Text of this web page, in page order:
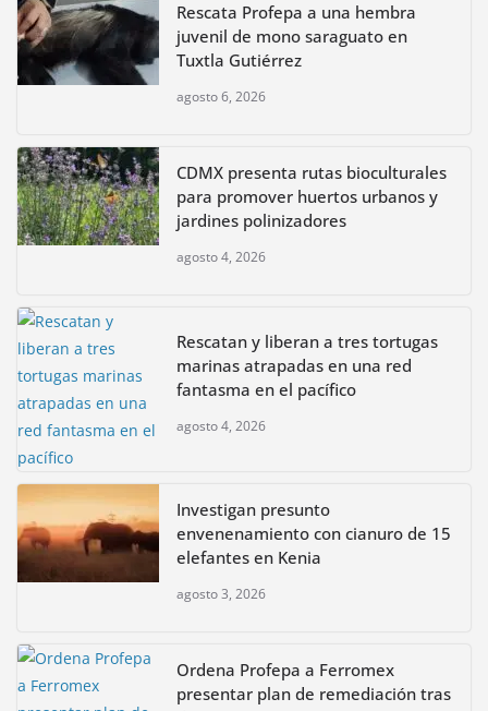
Rescata Profepa a una hembra
juvenil de mono saraguato en
Tuxtla Gutiérrez
agosto 6, 2026
CDMX presenta rutas bioculturales
para promover huertos urbanos y
jardines polinizadores
agosto 4, 2026
Rescatan y liberan a tres tortugas
marinas atrapadas en una red
fantasma en el pacífico
agosto 4, 2026
Investigan presunto
envenenamiento con cianuro de 15
elefantes en Kenia
agosto 3, 2026
Ordena Profepa a Ferromex
presentar plan de remediación tras